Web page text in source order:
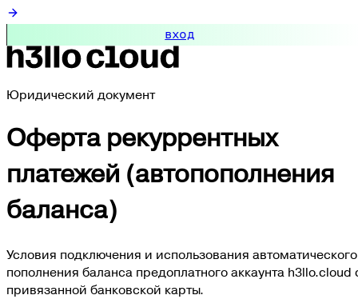
вход
Юридический документ
Оферта рекуррентных
платежей (автопополнения
баланса)
Условия подключения и использования автоматического
пополнения баланса предоплатного аккаунта h3llo.cloud
привязанной банковской карты.